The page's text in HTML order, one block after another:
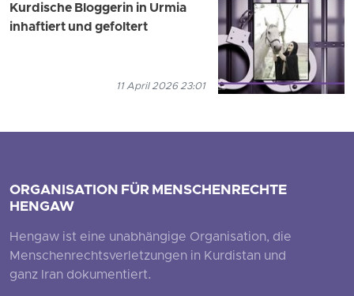
Kurdische Bloggerin in Urmia
inhaftiert und gefoltert
11 April 2026 23:01
ORGANISATION FÜR MENSCHENRECHTE
HENGAW
Hengaw ist eine unabhängige Organisation, die
Menschenrechtsverletzungen in Kurdistan und
ganz Iran dokumentiert.